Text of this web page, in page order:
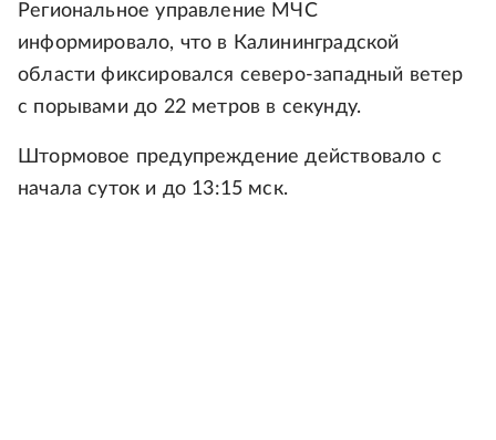
Региональное управление МЧС
информировало, что в Калининградской
области фиксировался северо-западный ветер
с порывами до 22 метров в секунду.
Штормовое предупреждение действовало с
начала суток и до 13:15 мск.